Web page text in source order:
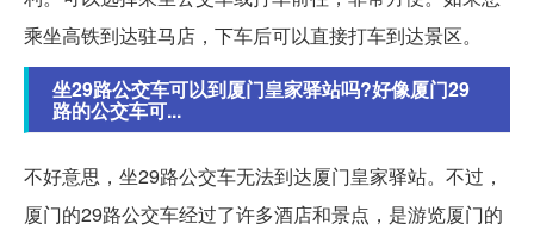
乘坐高铁到达驻马店，下车后可以直接打车到达景区。
坐29路公交车可以到厦门皇家驿站吗?好像厦门29
路的公交车可...
不好意思，坐29路公交车无法到达厦门皇家驿站。不过，
厦门的29路公交车经过了许多酒店和景点，是游览厦门的